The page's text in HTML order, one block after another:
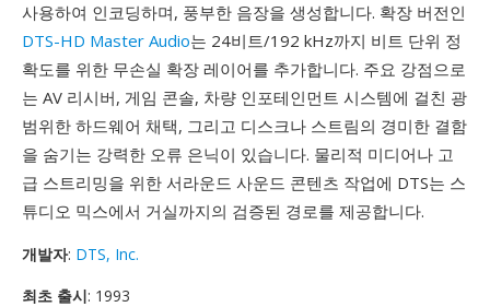
사용하여 인코딩하며, 풍부한 음장을 생성합니다. 확장 버전인
DTS-HD Master Audio는 24비트/192 kHz까지 비트 단위 정
확도를 위한 무손실 확장 레이어를 추가합니다. 주요 강점으로
는 AV 리시버, 게임 콘솔, 차량 인포테인먼트 시스템에 걸친 광
범위한 하드웨어 채택, 그리고 디스크나 스트림의 경미한 결함
을 숨기는 강력한 오류 은닉이 있습니다. 물리적 미디어나 고
급 스트리밍을 위한 서라운드 사운드 콘텐츠 작업에 DTS는 스
튜디오 믹스에서 거실까지의 검증된 경로를 제공합니다.
개발자: DTS, Inc.
최초 출시: 1993